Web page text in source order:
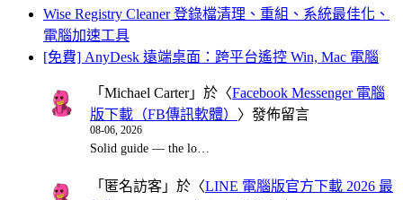
Wise Registry Cleaner 登錄檔清理、重組、系統最佳化、
電腦加速工具
[免費] AnyDesk 遠端桌面：跨平台遙控 Win, Mac 電腦
「 Michael Carter」於〈Facebook Messenger 電腦
版下載（FB傳訊軟體） 〉發佈留言
08-06, 2026
Solid guide — the lo…
「 匿名訪客 」於〈LINE 電腦版官方下載 2026 最